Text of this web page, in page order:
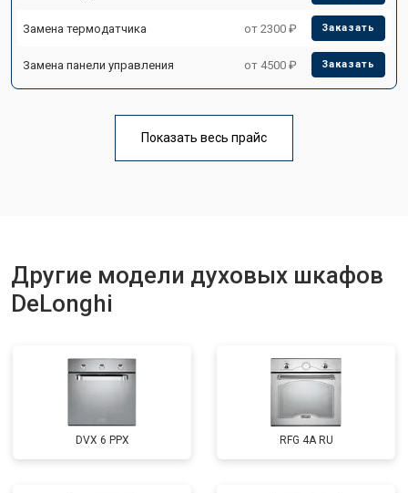
Замена термодатчика от 2300 ₽ Заказать
Замена панели управления от 4500 ₽ Заказать
Показать весь прайс
Другие модели духовых шкафов
DeLonghi
DVX 6 PPX RFG 4A RU